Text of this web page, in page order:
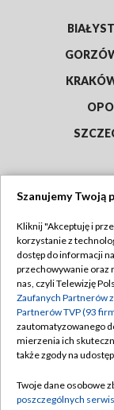
Abonament
Emisja w TVP
Centrum
Naziemna
Rada
Szanujemy Twoją
Kliknij "Akceptuję i
korzystanie z
dostęp do informacji
przechowywanie oraz
nas, czyli Telewizję
Zaufanych Partnerów
Partnerów TVP (93
zautomatyzowanego
mierzenia ich
także zgody na
Twoje dane osobowe
poszczególnych